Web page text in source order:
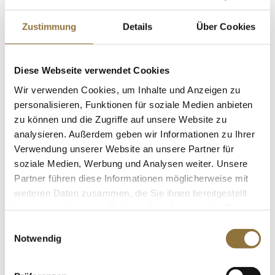
Zustimmung Details Über Cookies
Diese Webseite verwendet Cookies
Wir verwenden Cookies, um Inhalte und Anzeigen zu
personalisieren, Funktionen für soziale Medien anbieten
zu können und die Zugriffe auf unsere Website zu
analysieren. Außerdem geben wir Informationen zu Ihrer
Verwendung unserer Website an unsere Partner für
soziale Medien, Werbung und Analysen weiter. Unsere
Partner führen diese Informationen möglicherweise mit
weiteren Daten zusammen, die Sie ihnen bereitgestellt
Notwendig
Enthalten
LEBENSMITTELKENNZEICHNUNGEN
€ 21,96
€ 73,20/ kg
St.
Maldon Sea Salt Flakes, Meersalz aus
Art.Nr.:16411